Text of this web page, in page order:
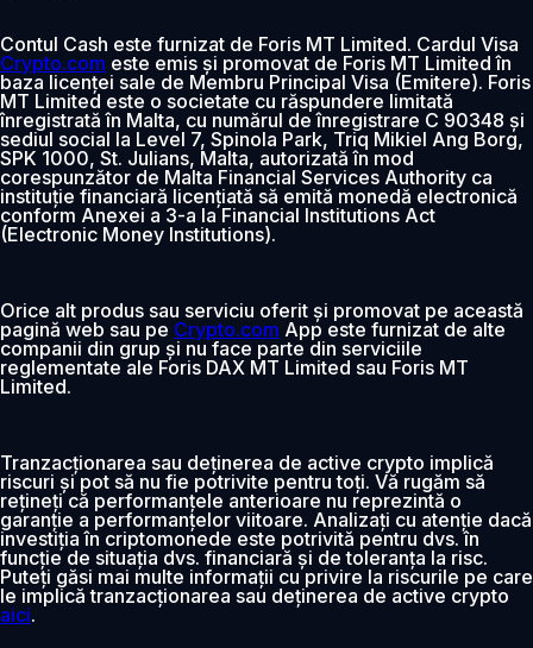
Contul Cash este furnizat de Foris MT Limited. Cardul Visa
Crypto.com este emis și promovat de Foris MT Limited în
baza licenței sale de Membru Principal Visa (Emitere). Foris
MT Limited este o societate cu răspundere limitată
înregistrată în Malta, cu numărul de înregistrare C 90348 și
sediul social la Level 7, Spinola Park, Triq Mikiel Ang Borg,
SPK 1000, St. Julians, Malta, autorizată în mod
corespunzător de Malta Financial Services Authority ca
instituție financiară licențiată să emită monedă electronică
conform Anexei a 3-a la Financial Institutions Act
(Electronic Money Institutions).
Orice alt produs sau serviciu oferit și promovat pe această
pagină web sau pe Crypto.com App este furnizat de alte
companii din grup și nu face parte din serviciile
reglementate ale Foris DAX MT Limited sau Foris MT
Limited.
Tranzacționarea sau deținerea de active crypto implică
riscuri și pot să nu fie potrivite pentru toți. Vă rugăm să
rețineți că performanțele anterioare nu reprezintă o
garanție a performanțelor viitoare. Analizați cu atenție dacă
investiția în criptomonede este potrivită pentru dvs. în
funcție de situația dvs. financiară și de toleranța la risc.
Puteți găsi mai multe informații cu privire la riscurile pe care
le implică tranzacționarea sau deținerea de active crypto
aici.